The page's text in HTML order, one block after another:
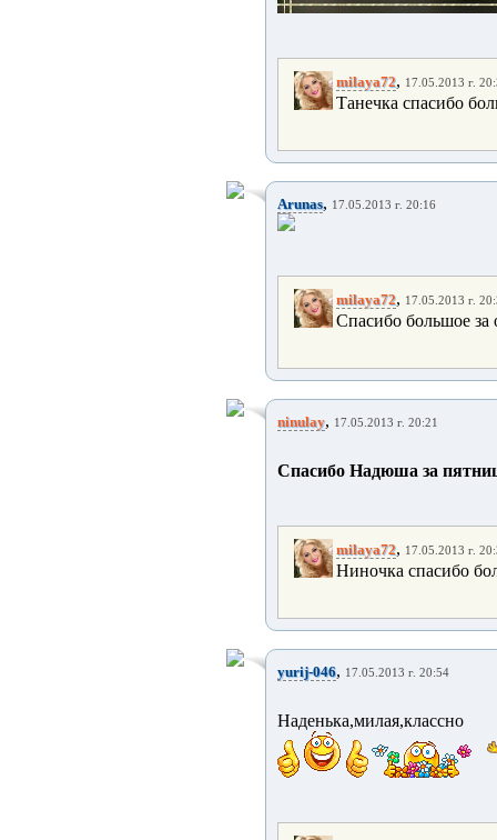
milaya72, 17.05.2013 г.
Танечка спасибо
Arunas, 17.05.2013 г. 20:16
milaya72, 17.05.2013 г.
Спасибо большое за
ninulay, 17.05.2013 г. 20:21
Спасибо Надюша за
milaya72, 17.05.2013 г.
Ниночка спасибо
yurij-046, 17.05.2013 г. 20:54